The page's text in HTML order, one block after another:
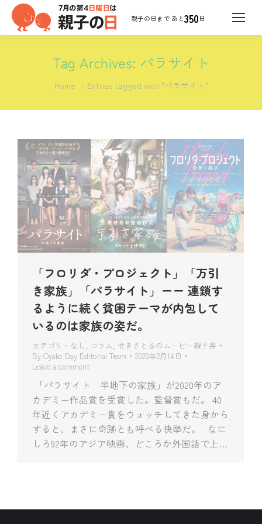
350日
Tag Archives: パラサイト
You are here:
Home Entries tagged with "パラサイト"
「フロリダ・プロジェクト」「万引
き家族」「パラサイト」ーー 連鎖す
るように続く貧困テーマが内包して
いるのは家族の姿だ。
カテゴリーなし コラム せきさとるのムービー親子丼
By Oyako Day Editorial Team
2020年2月14日
Leave a comment
「パラサイト 半地下の家族」が2020年のア
カデミー作品賞を受賞した。監督賞もだ。 40
年近くアカデミー賞をウォッチしてきた身から
すると、まさに奇跡とも呼べる快挙だ。 なに
しろ92年のアジア映画、どころか外国語で上…